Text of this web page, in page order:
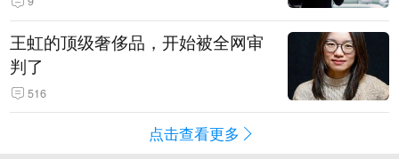
王虹的顶级奢侈品，开始被全网审
判了
516
点击查看更多